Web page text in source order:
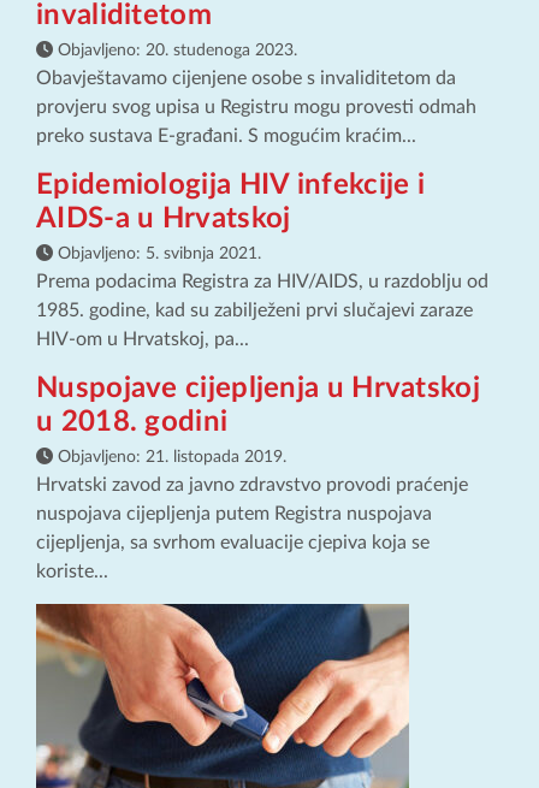
invaliditetom
Objavljeno: 20. studenoga 2023.
Obavještavamo cijenjene osobe s invaliditetom da
provjeru svog upisa u Registru mogu provesti odmah
preko sustava E-građani. S mogućim kraćim...
Epidemiologija HIV infekcije i
AIDS-a u Hrvatskoj
Objavljeno: 5. svibnja 2021.
Prema podacima Registra za HIV/AIDS, u razdoblju od
1985. godine, kad su zabilježeni prvi slučajevi zaraze
HIV-om u Hrvatskoj, pa...
Nuspojave cijepljenja u Hrvatskoj
u 2018. godini
Objavljeno: 21. listopada 2019.
Hrvatski zavod za javno zdravstvo provodi praćenje
nuspojava cijepljenja putem Registra nuspojava
cijepljenja, sa svrhom evaluacije cjepiva koja se
koriste...